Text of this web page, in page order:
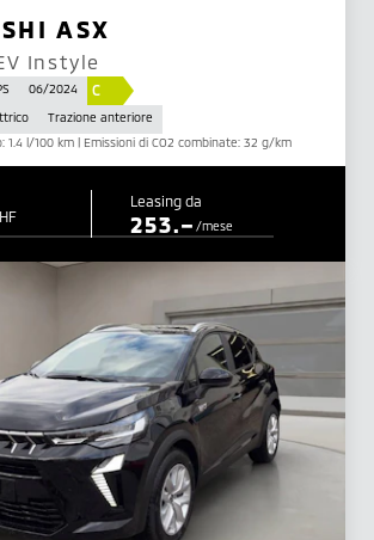
ASX
Instyle
06/2024 C
Trazione anteriore
1.4 l/100 km | Emissioni di CO2 combinate: 32 g/km
Leasing da
253.–/mese